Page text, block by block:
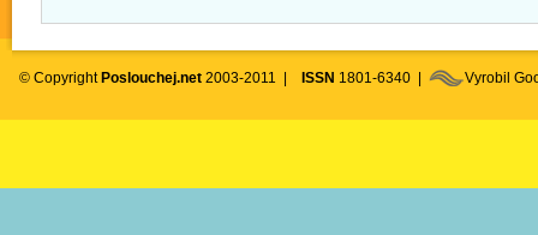
© Copyright Poslouchej.net 2003-2011 | ISSN 1801-6340 | Vyrobil